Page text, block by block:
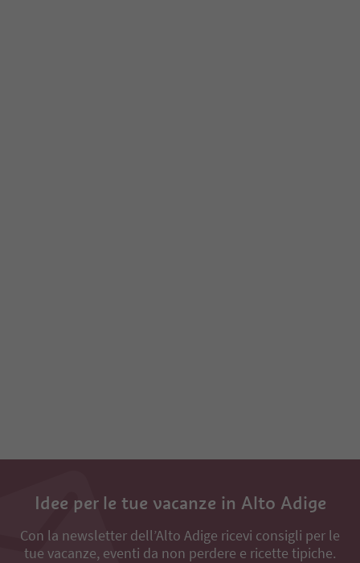
Idee per le tue vacanze in Alto Adige
Con la newsletter dell’Alto Adige ricevi consigli per le
tue vacanze, eventi da non perdere e ricette tipiche.